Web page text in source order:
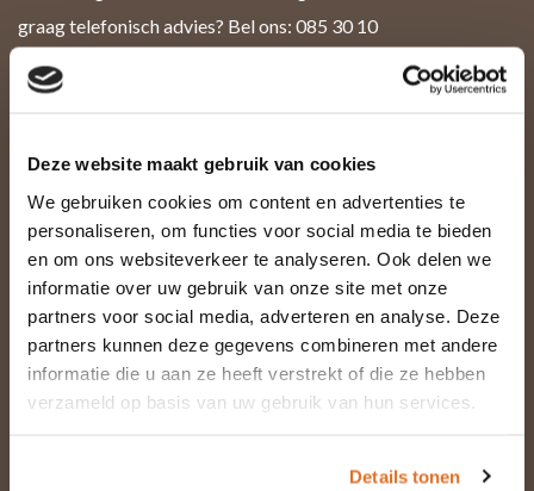
Deze website maakt gebruik van cookies
We gebruiken cookies om content en advertenties te
personaliseren, om functies voor social media te bieden
en om ons websiteverkeer te analyseren. Ook delen we
informatie over uw gebruik van onze site met onze
partners voor social media, adverteren en analyse. Deze
partners kunnen deze gegevens combineren met andere
informatie die u aan ze heeft verstrekt of die ze hebben
verzameld op basis van uw gebruik van hun services.
Details tonen
graag telefonisch advies? Bel ons: 085 30 10
266
Naam *
E-mail *